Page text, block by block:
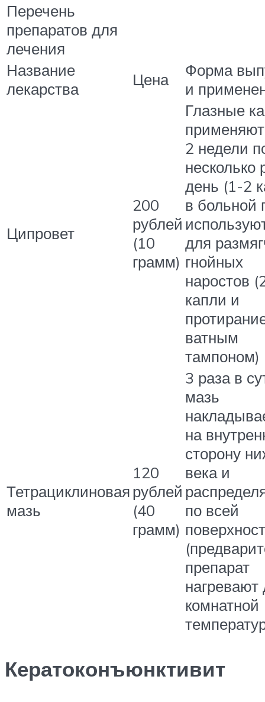
Перечень
препаратов для
лечения
Название
лекарства
Цена
Форма
и
Ципровет
200
рублей
(10
грамм)
Глазные
2 недели
несколько
день (1-2
в больной
для
гнойных
наростов
капли и
ватным
тампоном)
Тетрациклиновая
мазь
120
рублей
(40
грамм)
3 раза в
мазь
на
сторону
века и
по всей
препарат
нагревают
комнатной
Кератоконъюнктивит